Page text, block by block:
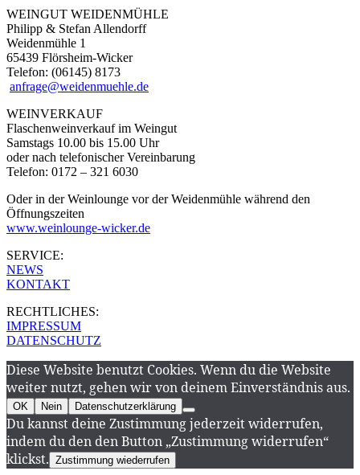
WEINGUT WEIDENMÜHLE
Philipp & Stefan Allendorff
Weidenmühle 1
65439 Flörsheim-Wicker
Telefon: (06145) 8173
anfrage@weidenmuehle.de
WEINVERKAUF
Flaschenweinverkauf im Weingut
Samstags 10.00 bis 15.00 Uhr
oder nach telefonischer Vereinbarung
Telefon: 0172 – 321 6030
Oder in der Weinlounge vor der Weidenmühle während den
Öffnungszeiten
www.weinlounge-wicker.de
SERVICE:
NEWS
KONTAKT
RECHTLICHES:
IMPRESSUM
DATENSCHUTZ
Diese Website benutzt Cookies. Wenn du die Website
weiter nutzt, gehen wir von deinem Einverständnis aus.
OK Nein Datenschutzerklärung
Du kannst deine Zustimmung jederzeit widerrufen,
indem du den den Button „Zustimmung widerrufen“
klickst. Zustimmung wiederrufen